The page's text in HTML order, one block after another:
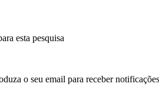
esta pesquisa
o seu email para receber